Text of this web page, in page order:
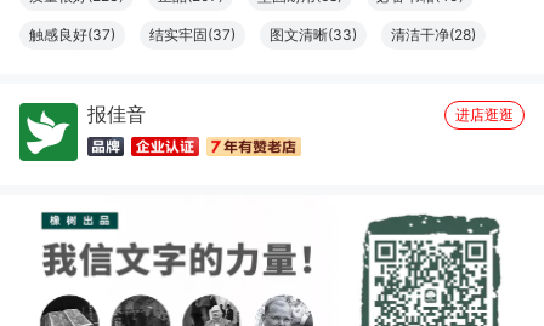
触感良好(37) 结实牢固(37) 图文清晰(33) 清洁干净(28)
大小合适(20) 服务周到(15)
做工精良(11) 珍藏佳品(10) 很划算(9)
报佳音 进店逛逛